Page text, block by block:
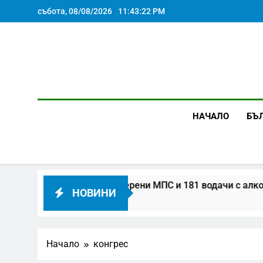
to
събота, 08/08/2026 11:43:22 PM
НАЧАЛО
НОВИНИ
над 104 000 проверени МПС и 181 водачи с
Начало конгрес